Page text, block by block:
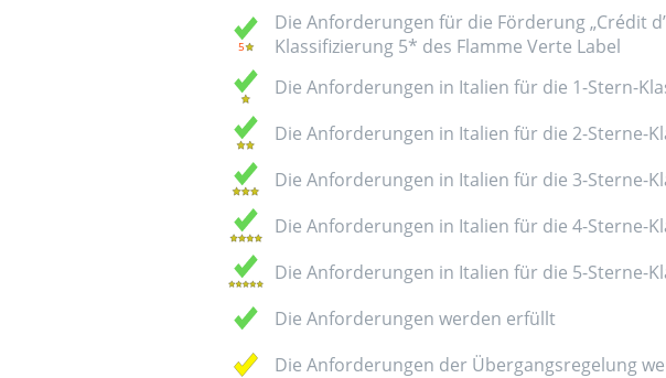
Die Anforderungen für die Förderung „Crédit
Klassifizierung 5* des Flamme Verte Label
Die Anforderungen in Italien für die 1-Stern-
Die Anforderungen in Italien für die 2-Sterne-
Die Anforderungen in Italien für die 3-Sterne-
Die Anforderungen in Italien für die 4-Sterne-
Die Anforderungen in Italien für die 5-Sterne-
Die Anforderungen werden erfüllt
Die Anforderungen der Übergangsregelung